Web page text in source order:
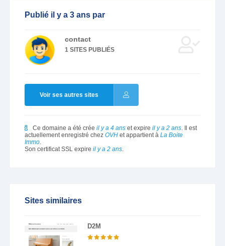
Publié il y a 3 ans par
contact
1 SITES PUBLIÉS
Voir ses autres sites
Ce domaine a été crée il y a 4 anset expire il y a 2 ans. Il est
actuellement enregistré chez OVHet appartient à La Boite
Immo.
Son certificat SSL expire il y a 2 ans.
Sites similaires
D2M